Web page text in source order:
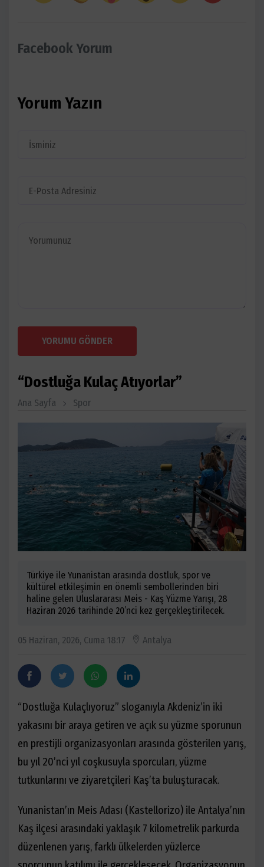
Facebook Yorum
Yorum Yazın
YORUMU GÖNDER
“Dostluğa Kulaç Atıyorlar”
Ana Sayfa Spor
Türkiye ile Yunanistan arasında dostluk, spor ve
kültürel etkileşimin en önemli sembollerinden biri
haline gelen Uluslararası Meis - Kaş Yüzme Yarışı, 28
Haziran 2026 tarihinde 20’nci kez gerçekleştirilecek.
05 Haziran, 2026, Cuma 18:17 Antalya
“Dostluğa Kulaçlıyoruz” sloganıyla Akdeniz’in iki
yakasını bir araya getiren ve açık su yüzme sporunun
en prestijli organizasyonları arasında gösterilen yarış,
bu yıl 20’nci yıl coşkusuyla sporcuları, yüzme
tutkunlarını ve ziyaretçileri Kaş’ta buluşturacak.
Yunanistan’ın Meis Adası (Kastellorizo) ile Antalya’nın
Kaş ilçesi arasındaki yaklaşık 7 kilometrelik parkurda
düzenlenen yarış, farklı ülkelerden yüzlerce